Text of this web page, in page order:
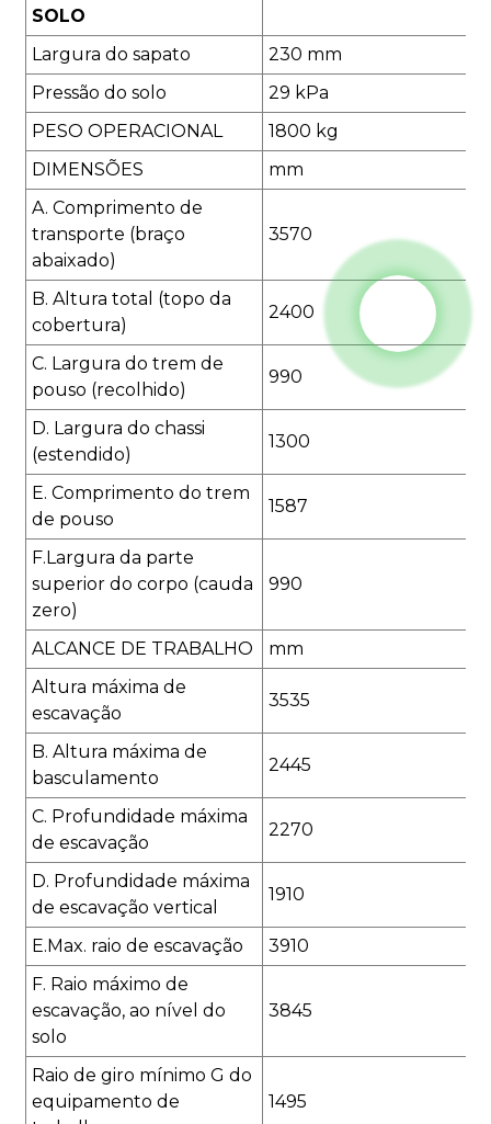
SOLO
Largura do sapato
230 mm
Pressão do solo
29 kPa
PESO OPERACIONAL
1800 kg
DIMENSÕES
mm
A. Comprimento de
transporte (braço
abaixado)
3570
B. Altura total (topo da
cobertura)
2400
C. Largura do trem de
pouso (recolhido)
990
D. Largura do chassi
(estendido)
1300
E. Comprimento do trem
de pouso
1587
F.Largura da parte
superior do corpo (cauda
zero)
990
ALCANCE DE TRABALHO
mm
Altura máxima de
escavação
3535
B. Altura máxima de
basculamento
2445
C. Profundidade máxima
de escavação
2270
D. Profundidade máxima
de escavação vertical
1910
E.Max. raio de escavação
3910
F. Raio máximo de
escavação, ao nível do
solo
3845
Raio de giro mínimo G do
equipamento de
1495